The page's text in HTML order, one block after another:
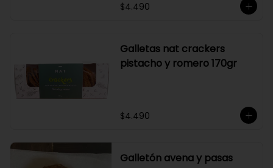
$4.490
Galletas nat crackers
pistacho y romero 170gr
$4.490
Galletón avena y pasas